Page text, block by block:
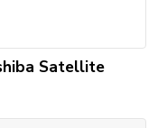
Satellite